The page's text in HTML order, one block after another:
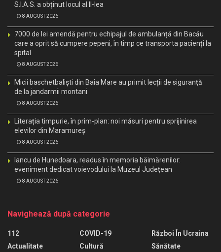
S.I.A.S. a obținut locul al II-lea
8 AUGUST 2026
7000 de lei amendă pentru echipajul de ambulanță din Bacău
care a oprit să cumpere pepeni, în timp ce transporta pacienți la
spital
8 AUGUST 2026
Micii baschetbaliști din Baia Mare au primit lecții de siguranță
de la jandarmii montani
8 AUGUST 2026
Literația timpurie, în prim-plan: noi măsuri pentru sprijinirea
elevilor din Maramureș
8 AUGUST 2026
Iancu de Hunedoara, readus în memoria băimărenilor:
eveniment dedicat voievodului la Muzeul Județean
8 AUGUST 2026
Navighează după categorie
112
Actualitate
COVID-19
Cultură
Război În Ucraina
Sănătate